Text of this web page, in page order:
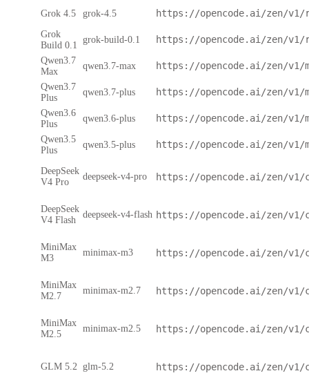
Grok 4.5 grok-4.5 https://opencode.ai/zen/v1/
Grok
Build 0.1
grok-build-0.1 https://opencode.ai/zen/v1/
Qwen3.7
Max
qwen3.7-max https://opencode.ai/zen/v1/
Qwen3.7
Plus
qwen3.7-plus https://opencode.ai/zen/v1/
Qwen3.6
Plus
qwen3.6-plus https://opencode.ai/zen/v1/
Qwen3.5
Plus
qwen3.5-plus https://opencode.ai/zen/v1/
DeepSeek
V4 Pro
deepseek-v4-pro https://opencode.ai/zen/v1/
DeepSeek
V4 Flash
deepseek-v4-flash https://opencode.ai/zen/v1/
MiniMax
M3
minimax-m3 https://opencode.ai/zen/v1/
MiniMax
M2.7
minimax-m2.7 https://opencode.ai/zen/v1/
MiniMax
M2.5
minimax-m2.5 https://opencode.ai/zen/v1/
GLM 5.2 glm-5.2 https://opencode.ai/zen/v1/